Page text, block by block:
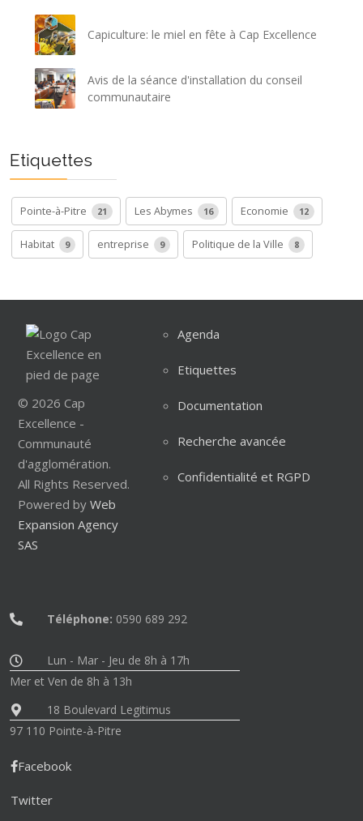
Capiculture: le miel en fête à Cap Excellence
Avis de la séance d'installation du conseil
communautaire
Etiquettes
Pointe-à-Pitre 21 Les Abymes 16 Economie 12
Habitat 9 entreprise 9 Politique de la Ville 8
© 2026 Cap
Excellence -
Communauté
d'agglomération.
All Rights Reserved.
Powered by Web
Expansion Agency
SAS
Agenda
Etiquettes
Documentation
Recherche avancée
Confidentialité et RGPD
Téléphone: 0590 689 292
Lun - Mar - Jeu de 8h à 17h
Mer et Ven de 8h à 13h
18 Boulevard Legitimus
97 110 Pointe-à-Pitre
Facebook
Twitter